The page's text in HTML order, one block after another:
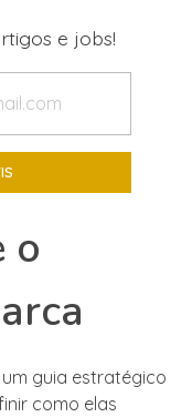
e jobs!
o
guia estratégico
como elas